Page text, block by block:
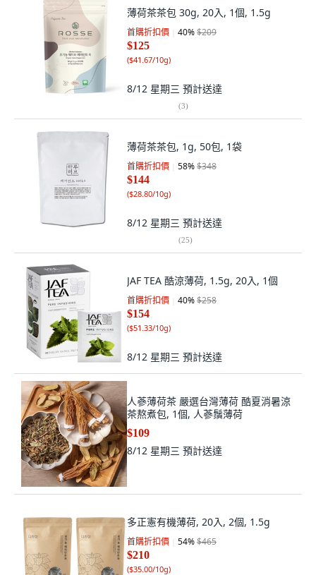
薄荷茶茶包 30g, 20入, 1個, 1.5g
首購折扣價 40%$209
$125
($41.67/10g)
8/12 星期三 預計送達
(3)
薄荷茶茶包, 1g, 50包, 1袋
首購折扣價 58%$348
$144
($28.80/10g)
8/12 星期三 預計送達
(25)
JAF TEA 酷涼薄荷, 1.5g, 20入, 1個
首購折扣價 40%$258
$154
($51.33/10g)
8/12 星期三 預計送達
人蔘薄荷茶 嚴選台灣薄荷 酷夏消暑涼
茶熬煮包, 1個, 人蔘鬚薄荷
$109
8/12 星期三 預計送達
多正憲有機薄荷, 20入, 2個, 1.5g
首購折扣價 54%$465
$210
($35.00/10g)